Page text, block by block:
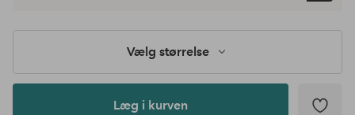
Vælg størrelse
Læg i kurven